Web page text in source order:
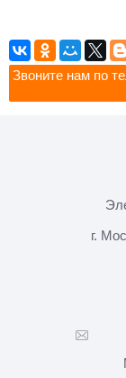
Звоните нам по
г.